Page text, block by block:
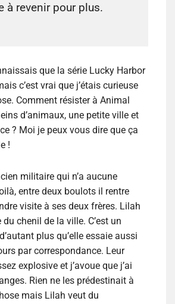
à revenir pour plus.
que la série Lucky Harbor
c’est vrai que j’étais curieuse
Comment résister à Animal
d’animaux, une petite ville et
? Moi je peux vous dire que ça
!
militaire qui n’a aucune
entre deux boulots il rentre
visite à ses deux frères. Lilah
chenil de la ville. C’est un
plus qu’elle essaie aussi
par correspondance. Leur
explosive et j’avoue que j’ai
Rien ne les prédestinait à
mais Lilah veut du